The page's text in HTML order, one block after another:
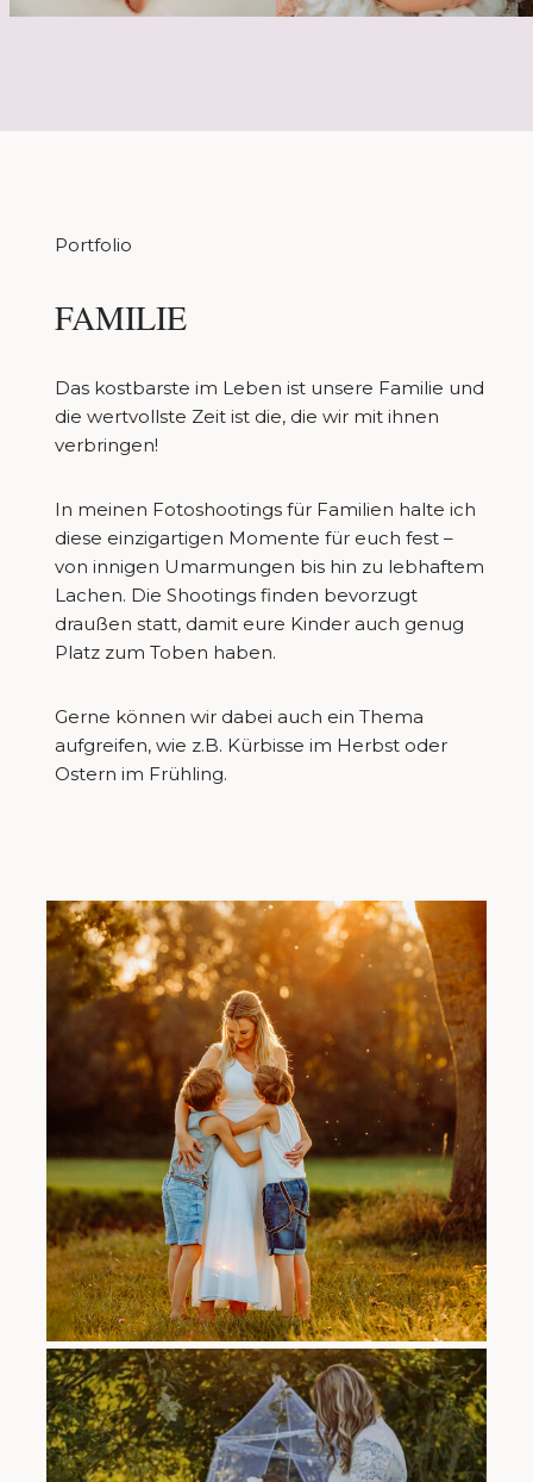
Portfolio
FAMILIE
Das kostbarste im Leben ist unsere Familie und
die wertvollste Zeit ist die, die wir mit ihnen
verbringen!
In meinen Fotoshootings für Familien halte ich
diese einzigartigen Momente für euch fest –
von innigen Umarmungen bis hin zu lebhaftem
Lachen. Die Shootings finden bevorzugt
draußen statt, damit eure Kinder auch genug
Platz zum Toben haben.
Gerne können wir dabei auch ein Thema
aufgreifen, wie z.B. Kürbisse im Herbst oder
Ostern im Frühling.